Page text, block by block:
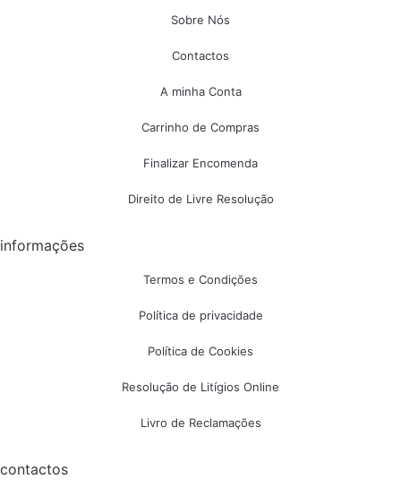
Sobre Nós
Contactos
A minha Conta
Carrinho de Compras
Finalizar Encomenda
Direito de Livre Resolução
informações
Termos e Condições
Política de privacidade
Política de Cookies
Resolução de Litígios Online
Livro de Reclamações
contactos